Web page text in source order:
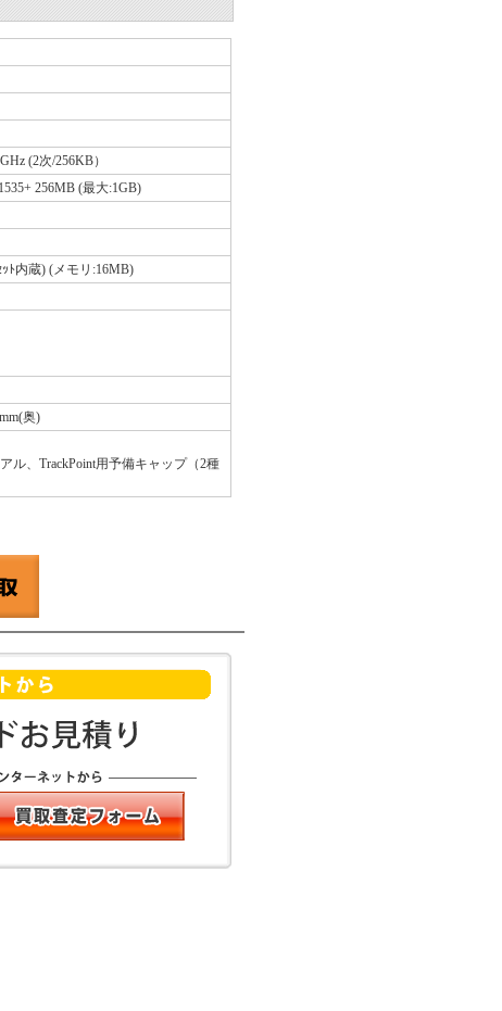
(2次/256KB）
256MB (最大:1GB)
ﾄ内蔵) (メモリ:16MB)
奥)
ル、TrackPoint用予備キャップ（2種